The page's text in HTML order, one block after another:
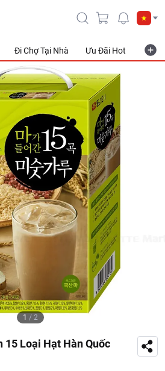
Đi Chợ Tại Nhà Ưu Đãi Hot
1 / 2
15 Loại Hạt Hàn Quốc